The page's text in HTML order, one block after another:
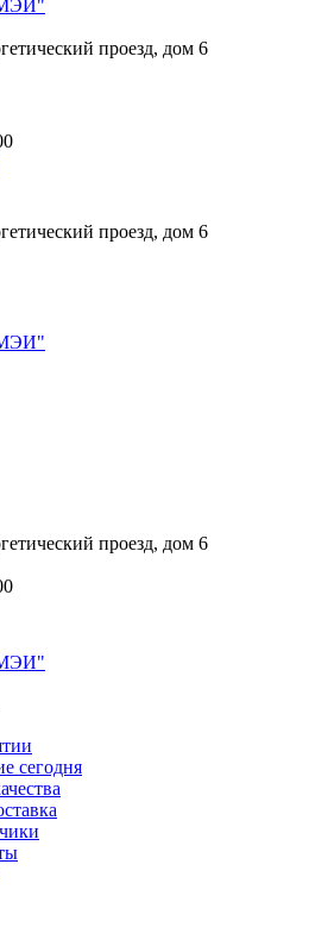
проезд, дом 6
проезд, дом 6
проезд, дом 6
сегодня